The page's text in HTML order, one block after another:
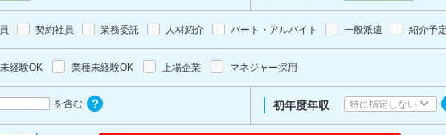
契約社員 業務委託 人材紹介 パート・アルバイト 一般派遣 紹介予
経験OK 業種未経験OK 上場企業 マネジャー採用
を含む 初年度年収 特に指定しない